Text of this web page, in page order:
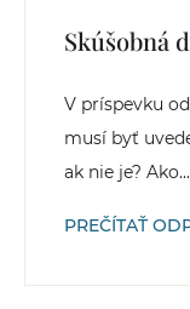
Skúšobná
V príspevku
musí byť
ak nie je? Ako...
PREČÍTAŤ